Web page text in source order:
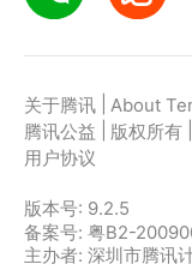
关于腾讯 About
腾讯公益
版权所有
用户协议
版本号: 9.2.5
备案号: 粤B2-
主办者: 深圳市腾讯